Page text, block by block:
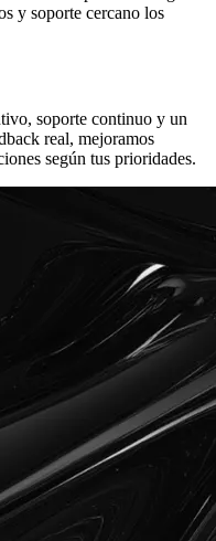
y soporte cercano los
soporte continuo y un
real, mejoramos
según tus prioridades.